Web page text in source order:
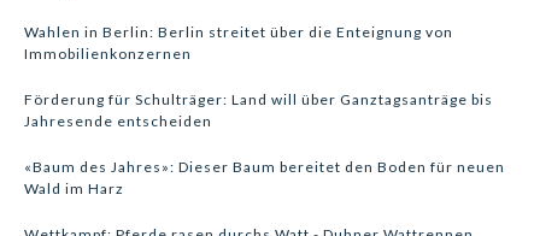
Wahlen in Berlin: Berlin streitet über die Enteignung von
Immobilienkonzernen
Förderung für Schulträger: Land will über Ganztagsanträge bis
Jahresende entscheiden
«Baum des Jahres»: Dieser Baum bereitet den Boden für neuen
Wald im Harz